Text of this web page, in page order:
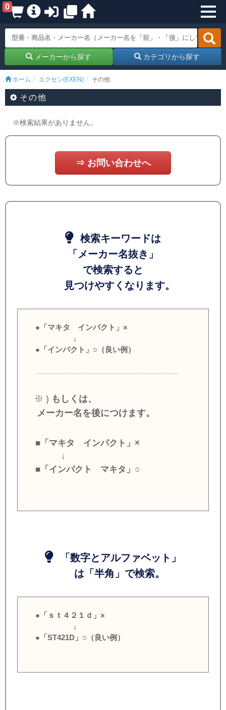
0
メーカーから探す カテゴリから探す
ホーム エクセン(EXEN) その他
その他
※検索結果がありません。
⇒ お問い合わせへ
検索キーワードは
「メーカー名抜き」
で検索すると
見つけやすくなります。
●「マキタ インパクト」×
↓
●「インパクト」○（良い例）
※ ) もしくは、
メーカー名を後につけます。
■「マキタ インパクト」×
↓
■「インパクト マキタ」○
「数字とアルファベット」
は「半角」で検索。
●「ｓｔ４２１ｄ」×
↓
●「ST421D」○（良い例）